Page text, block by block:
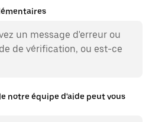
notre équipe d'aide peut vous